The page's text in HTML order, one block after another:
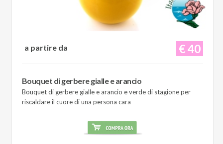
€ 40
a partire da
Bouquet di gerbere gialle e arancio
Bouquet di gerbere gialle e arancio e verde di stagione per
riscaldare il cuore di una persona cara